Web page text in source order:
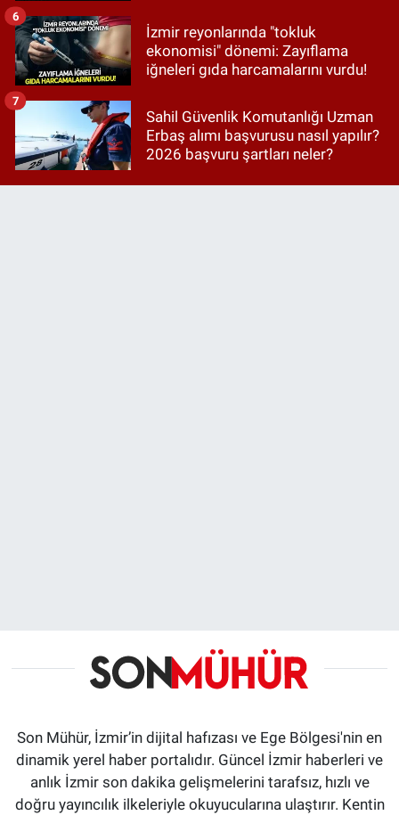
İzmir reyonlarında "tokluk
ekonomisi" dönemi: Zayıflama
iğneleri gıda harcamalarını vurdu!
6
Sahil Güvenlik Komutanlığı Uzman
Erbaş alımı başvurusu nasıl yapılır?
2026 başvuru şartları neler?
7
Son Mühür, İzmir’in dijital hafızası ve Ege Bölgesi'nin en
dinamik yerel haber portalıdır. Güncel İzmir haberleri ve
anlık İzmir son dakika gelişmelerini tarafsız, hızlı ve
doğru yayıncılık ilkeleriyle okuyucularına ulaştırır. Kentin